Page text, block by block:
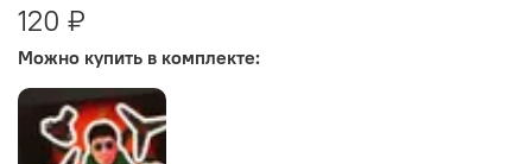
120 ₽
Можно купить в комплекте: